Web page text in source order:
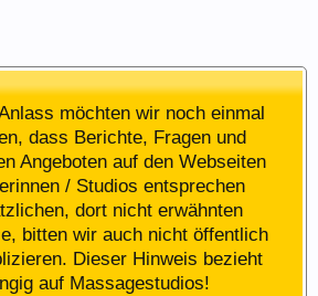
möchten wir noch einmal
dass Berichte, Fragen und
Angeboten auf den Webseiten
/ Studios entsprechen
dort nicht erwähnten
bitten wir auch nicht öffentlich
Dieser Hinweis bezieht
auf Massagestudios!